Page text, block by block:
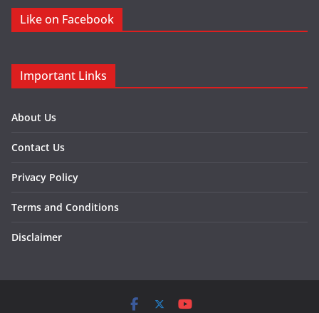
Like on Facebook
Important Links
About Us
Contact Us
Privacy Policy
Terms and Conditions
Disclaimer